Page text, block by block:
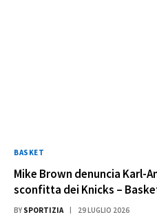
BASKET
Mike Brown denuncia Karl-
sconfitta dei Knicks –
BY SPORTIZIA 29 LUGLIO 2026